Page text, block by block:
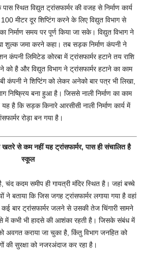
स्थित विद्युत ट्रांसफार्मर की वजह से निर्माण कार्य
मीटर दूर शिप्टिंग करने के लिए विद्युत विभाग से
निर्माण समय पर पूर्ण किया जा सके। विद्युत विभाग ने
शुल्क जमा करने कहा। तब सड़क निर्माण कंपनी ने
कंपनी लिमिटेड कोरबा में ट्रांसफार्मर हटाने तय राशि
है और विद्युत विभाग ने ट्रांसफार्मर हटाने का काम
कंपनी ने शिप्टिंग को लेकर अनेको बार पत्र भी लिखा,
निष्क्रिय बना हुआ है। जिससे नाली निर्माण का काम
है कि सड़क किनारे आरसीसी नाली निर्माण कार्य में
रोड़ा बन गया है।
खतरे से कम नहीं यह ट्रांसफार्मर, पास ही संचालित है
स्कूल
चंद कदम समीप ही गायत्री मंदिर स्थित है। जहां बच्चे
बताया कि जिस जगह ट्रांसफार्मर लगाया गया है वहां
बार ट्रांसफार्मर जलने से उसकी तेज चिंगारी सामने
में कभी भी हादसे की आशंका रहती है। जिसके संबंध में
अवगत कराया जा चुका है, किंतु विभाग जनहित को
की सुरक्षा को नजरअंदाज कर रहा है।